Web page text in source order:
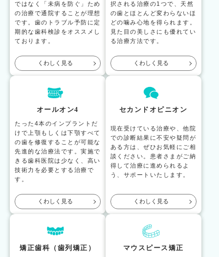
ではなく「未病を防ぐ」ため
の治療で通院することが理想
です。歯のトラブル予防に定
期的な歯科検診をオススメし
ております。
くわしく見る
択される治療の1つで、天然
の歯とほとんど変わらないほ
どの噛み心地を得られます。
見た目の美しさにも優れてい
る治療方法です。
くわしく見る
オールオン4
たった4本のインプラントだ
けで上顎もしくは下顎すべて
の歯を修復することが可能な
先進的な治療法です。実施で
きる歯科医院は少なく、高い
技術力を必要とする治療で
す。
くわしく見る
セカンドオピニオン
現在受けている治療や、他院
での診断結果に不安や疑問が
ある方は、ぜひお気軽にご相
談ください。患者さまがご納
得して治療に進められるよ
う、サポートいたします。
くわしく見る
矯正歯科（歯列矯正） マウスピース矯正